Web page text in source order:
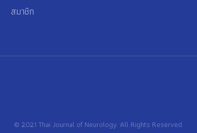
สมาชิก
© 2021 Thai Journal of Neurology. All Rights Reserved.